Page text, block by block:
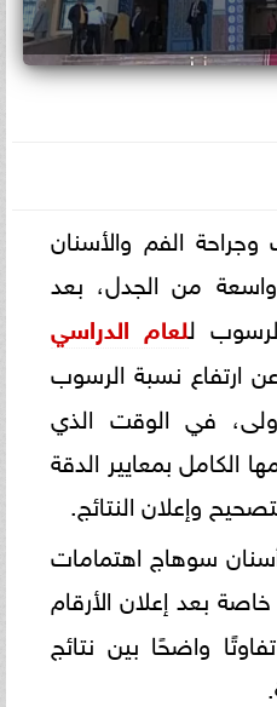
الفم والأسنان
من الجدل، بعد
للعام الدراسي
ارتفاع نسبة الرسوب
في الوقت الذي
الكامل بمعايير الدقة
وإعلان النتائج.
سوهاج اهتمامات
خاصة بعد إعلان الأرقام
واضحًا بين نتائج